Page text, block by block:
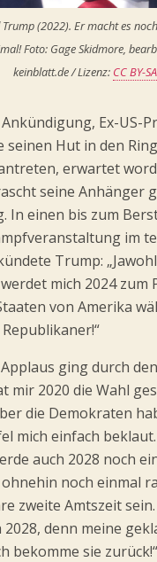
(2022). Er macht es
Foto: Gage Skidmore,
keinblatt.de / Lizenz: CC BY-
Ex-US-
seinen Hut in den
erwartet
seine Anhänger
In einen bis zum
im
Trump:
mich 2024 zum
von Amerika
ging durch
mir 2020 die Wahl
die Demokraten
mich einfach
auch 2028 noch
noch einmal
zweite Amtszeit
2028, denn meine
bekomme sie zurück!“